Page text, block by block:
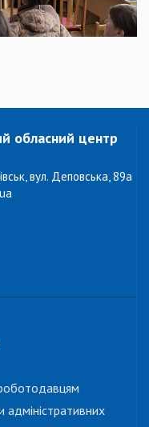
обласний центр
вул. Деповська, 89а
адміністративних